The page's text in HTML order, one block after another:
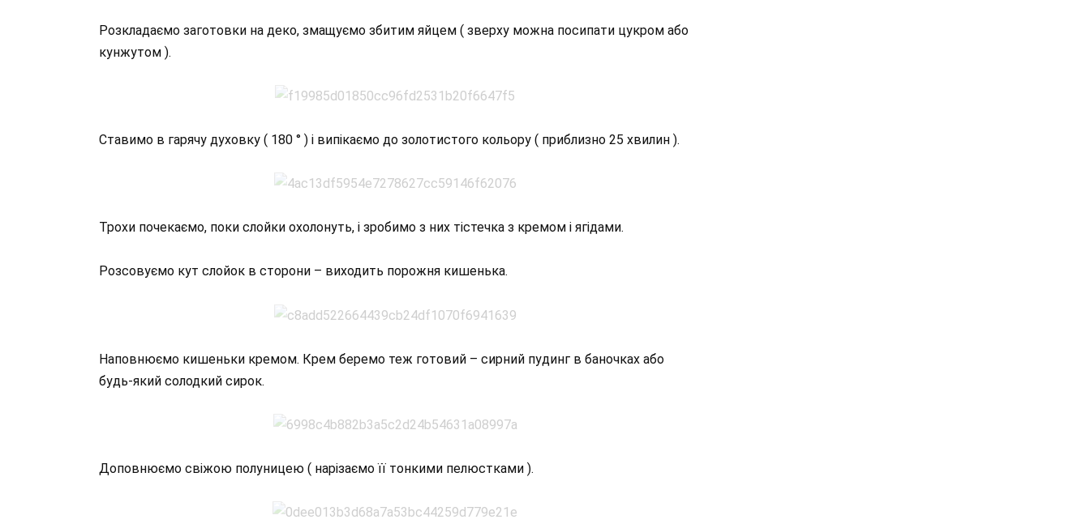
Розкладаємо заготовки на деко, змащуємо збитим яйцем ( зверху можна посипати цукром або
кунжутом ).
Ставимо в гарячу духовку ( 180 ° ) і випікаємо до золотистого кольору ( приблизно 25 хвилин ).
Трохи почекаємо, поки слойки охолонуть, і зробимо з них тістечка з кремом і ягідами.
Розсовуємо кут слойок в сторони – виходить порожня кишенька.
Наповнюємо кишеньки кремом. Крем беремо теж готовий – сирний пудинг в баночках або
будь-який солодкий сирок.
Доповнюємо свіжою полуницею ( нарізаємо її тонкими пелюстками ).